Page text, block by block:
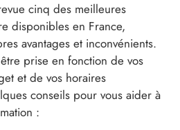
cinq des meilleures
disponibles en France,
avantages et inconvénients.
prise en fonction de vos
et de vos horaires
conseils pour vous aider à
: